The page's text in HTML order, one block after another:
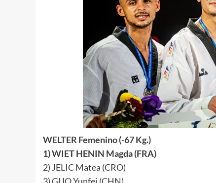
WELTER Femenino (-67 Kg.)
1) WIET HENIN Magda (FRA)
2) JELIC Matea (CRO)
3) GUO Yunfei (CHN)